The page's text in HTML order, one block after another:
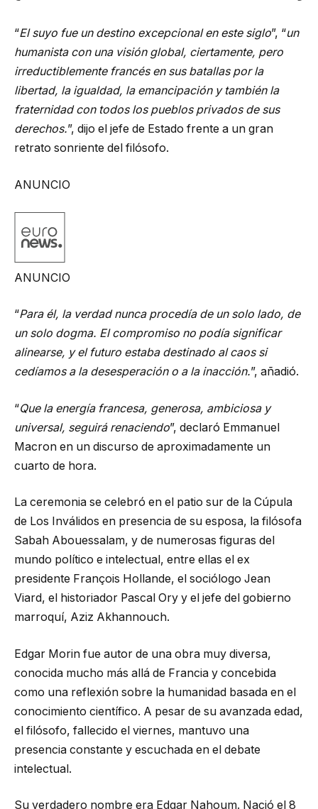
“El suyo fue un destino excepcional en este siglo”, “un
humanista con una visión global, ciertamente, pero
irreductiblemente francés en sus batallas por la
libertad, la igualdad, la emancipación y también la
fraternidad con todos los pueblos privados de sus
derechos.”, dijo el jefe de Estado frente a un gran
retrato sonriente del filósofo.
ANUNCIO
ANUNCIO
“Para él, la verdad nunca procedía de un solo lado, de
un solo dogma. El compromiso no podía significar
alinearse, y el futuro estaba destinado al caos si
cedíamos a la desesperación o a la inacción.”, añadió.
“Que la energía francesa, generosa, ambiciosa y
universal, seguirá renaciendo”, declaró Emmanuel
Macron en un discurso de aproximadamente un
cuarto de hora.
La ceremonia se celebró en el patio sur de la Cúpula
de Los Inválidos en presencia de su esposa, la filósofa
Sabah Abouessalam, y de numerosas figuras del
mundo político e intelectual, entre ellas el ex
presidente François Hollande, el sociólogo Jean
Viard, el historiador Pascal Ory y el jefe del gobierno
marroquí, Aziz Akhannouch.
Edgar Morin fue autor de una obra muy diversa,
conocida mucho más allá de Francia y concebida
como una reflexión sobre la humanidad basada en el
conocimiento científico. A pesar de su avanzada edad,
el filósofo, fallecido el viernes, mantuvo una
presencia constante y escuchada en el debate
intelectual.
Su verdadero nombre era Edgar Nahoum. Nació el 8